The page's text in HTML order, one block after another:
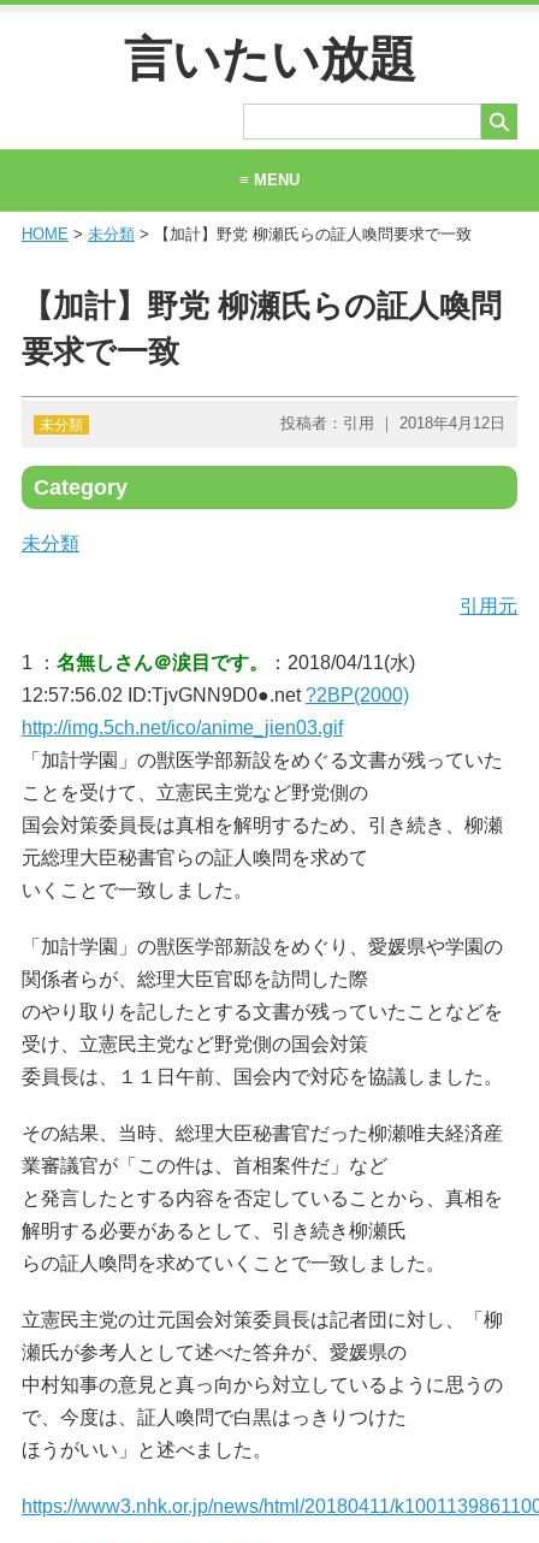
言いたい放題
≡ MENU
ホーム
当サイトについて
HOME> 未分類> 【加計】野党 柳瀬氏らの証人喚問要求で一致
【加計】野党 柳瀬氏らの証人喚問
要求で一致
未分類 投稿者：引用 ｜ 2018年4月12日
Category
未分類
引用元
1 ： 名無しさん＠涙目です。
：2018/04/11(水)
12:57:56.02 ID:TjvGNN9D0●.net?2BP(2000)
http://img.5ch.net/ico/anime_jien03.gif
「加計学園」の獣医学部新設をめぐる文書が残っていた
ことを受けて、立憲民主党など野党側の
国会対策委員長は真相を解明するため、引き続き、柳瀬
元総理大臣秘書官らの証人喚問を求めて
いくことで一致しました。
「加計学園」の獣医学部新設をめぐり、愛媛県や学園の
関係者らが、総理大臣官邸を訪問した際
のやり取りを記したとする文書が残っていたことなどを
受け、立憲民主党など野党側の国会対策
委員長は、１１日午前、国会内で対応を協議しました。
その結果、当時、総理大臣秘書官だった柳瀬唯夫経済産
業審議官が「この件は、首相案件だ」など
と発言したとする内容を否定していることから、真相を
解明する必要があるとして、引き続き柳瀬氏
らの証人喚問を求めていくことで一致しました。
立憲民主党の辻元国会対策委員長は記者団に対し、「柳
瀬氏が参考人として述べた答弁が、愛媛県の
中村知事の意見と真っ向から対立しているように思うの
で、今度は、証人喚問で白黒はっきりつけた
ほうがいい」と述べました。
https://www3.nhk.or.jp/news/html/20180411/